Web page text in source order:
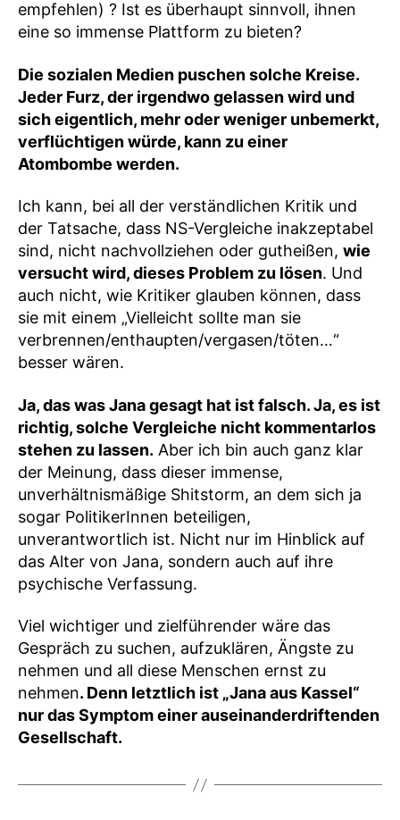
empfehlen) ? Ist es überhaupt sinnvoll, ihnen
eine so immense Plattform zu bieten?
Die sozialen Medien puschen solche Kreise.
Jeder Furz, der irgendwo gelassen wird und
sich eigentlich, mehr oder weniger unbemerkt,
verflüchtigen würde, kann zu einer
Atombombe werden.
Ich kann, bei all der verständlichen Kritik und
der Tatsache, dass NS-Vergleiche inakzeptabel
sind, nicht nachvollziehen oder gutheißen, wie
versucht wird, dieses Problem zu lösen. Und
auch nicht, wie Kritiker glauben können, dass
sie mit einem „Vielleicht sollte man sie
verbrennen/enthaupten/vergasen/töten…“
besser wären.
Ja, das was Jana gesagt hat ist falsch. Ja, es ist
richtig, solche Vergleiche nicht kommentarlos
stehen zu lassen. Aber ich bin auch ganz klar
der Meinung, dass dieser immense,
unverhältnismäßige Shitstorm, an dem sich ja
sogar PolitikerInnen beteiligen,
unverantwortlich ist. Nicht nur im Hinblick auf
das Alter von Jana, sondern auch auf ihre
psychische Verfassung.
Viel wichtiger und zielführender wäre das
Gespräch zu suchen, aufzuklären, Ängste zu
nehmen und all diese Menschen ernst zu
nehmen. Denn letztlich ist „Jana aus Kassel“
nur das Symptom einer auseinanderdriftenden
Gesellschaft.